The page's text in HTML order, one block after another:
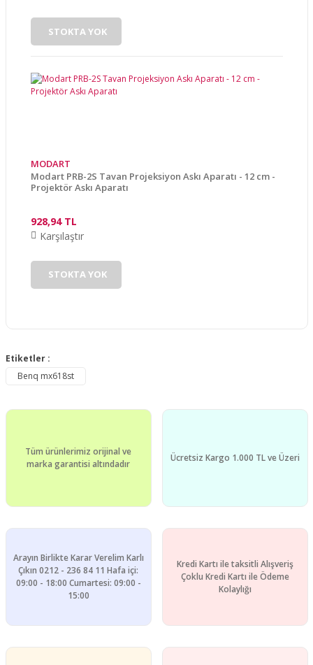
STOKTA YOK
MODART
Modart PRB-2S Tavan Projeksiyon Askı Aparatı - 12 cm -
Projektör Askı Aparatı
928,94 TL
Karşılaştır
STOKTA YOK
Etiketler :
Benq mx618st
Tüm ürünlerimiz orijinal ve
marka garantisi altındadır
Ücretsiz Kargo 1.000 TL ve Üzeri
Arayın Birlikte Karar Verelim Karlı
Çıkın 0212 - 236 84 11 Hafa içi:
09:00 - 18:00 Cumartesi: 09:00 -
15:00
Kredi Kartı ile taksitli Alışveriş
Çoklu Kredi Kartı ile Ödeme
Kolaylığı